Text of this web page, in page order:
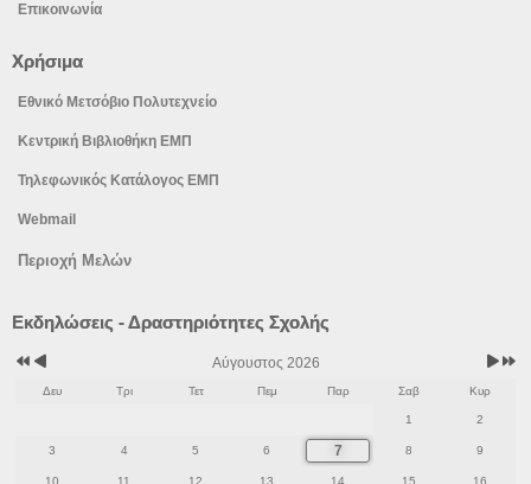
Επικοινωνία
Χρήσιμα
Εθνικό Μετσόβιο Πολυτεχνείο
Κεντρική Βιβλιοθήκη ΕΜΠ
Τηλεφωνικός Κατάλογος ΕΜΠ
Webmail
Περιοχή Μελών
Εκδηλώσεις - Δραστηριότητες Σχολής
Προηγούμενο
Προηγούμενος
μήνας
Αύγουστος 2026
Δευ Τρι Τετ Πεμ Παρ Σαβ Κυρ
1 2
3 4 5 6 7 8 9
10 11 12 13 14 15 16